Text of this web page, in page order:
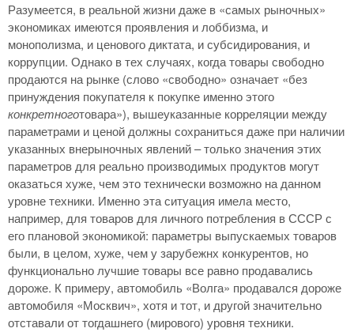
Разумеется, в реальной жизни даже в «самых рыночных»
экономиках имеются проявления и лоббизма, и
монополизма, и ценового диктата, и субсидирования, и
коррупции. Однако в тех случаях, когда товары свободно
продаются на рынке (слово «свободно» означает «без
принуждения покупателя к покупке именно этого
конкретноготовара»), вышеуказанные корреляции между
параметрами и ценой должны сохраниться даже при наличии
указанных внерыночных явлений – только значения этих
параметров для реально производимых продуктов могут
оказаться хуже, чем это технически возможно на данном
уровне техники. Именно эта ситуация имела место,
например, для товаров для личного потребления в СССР с
его плановой экономикой: параметры выпускаемых товаров
были, в целом, хуже, чем у зарубежнх конкурентов, но
функционально лучшие товары все равно продавались
дороже. К примеру, автомобиль «Волга» продавался дороже
автомобиля «Москвич», хотя и тот, и другой значительно
отставали от тогдашнего (мирового) уровня техники.